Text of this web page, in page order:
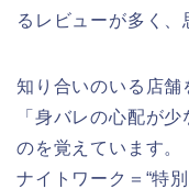
るレビューが多く、
知り合いのいる店舗
「身バレの心配が
のを覚えています。
ナイトワーク＝“特